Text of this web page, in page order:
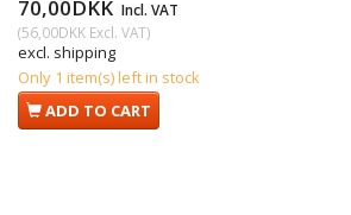
70,00DKK Incl. VAT
(56,00DKK Excl. VAT)
excl. shipping
Only 1 item(s) left in stock
ADD TO CART